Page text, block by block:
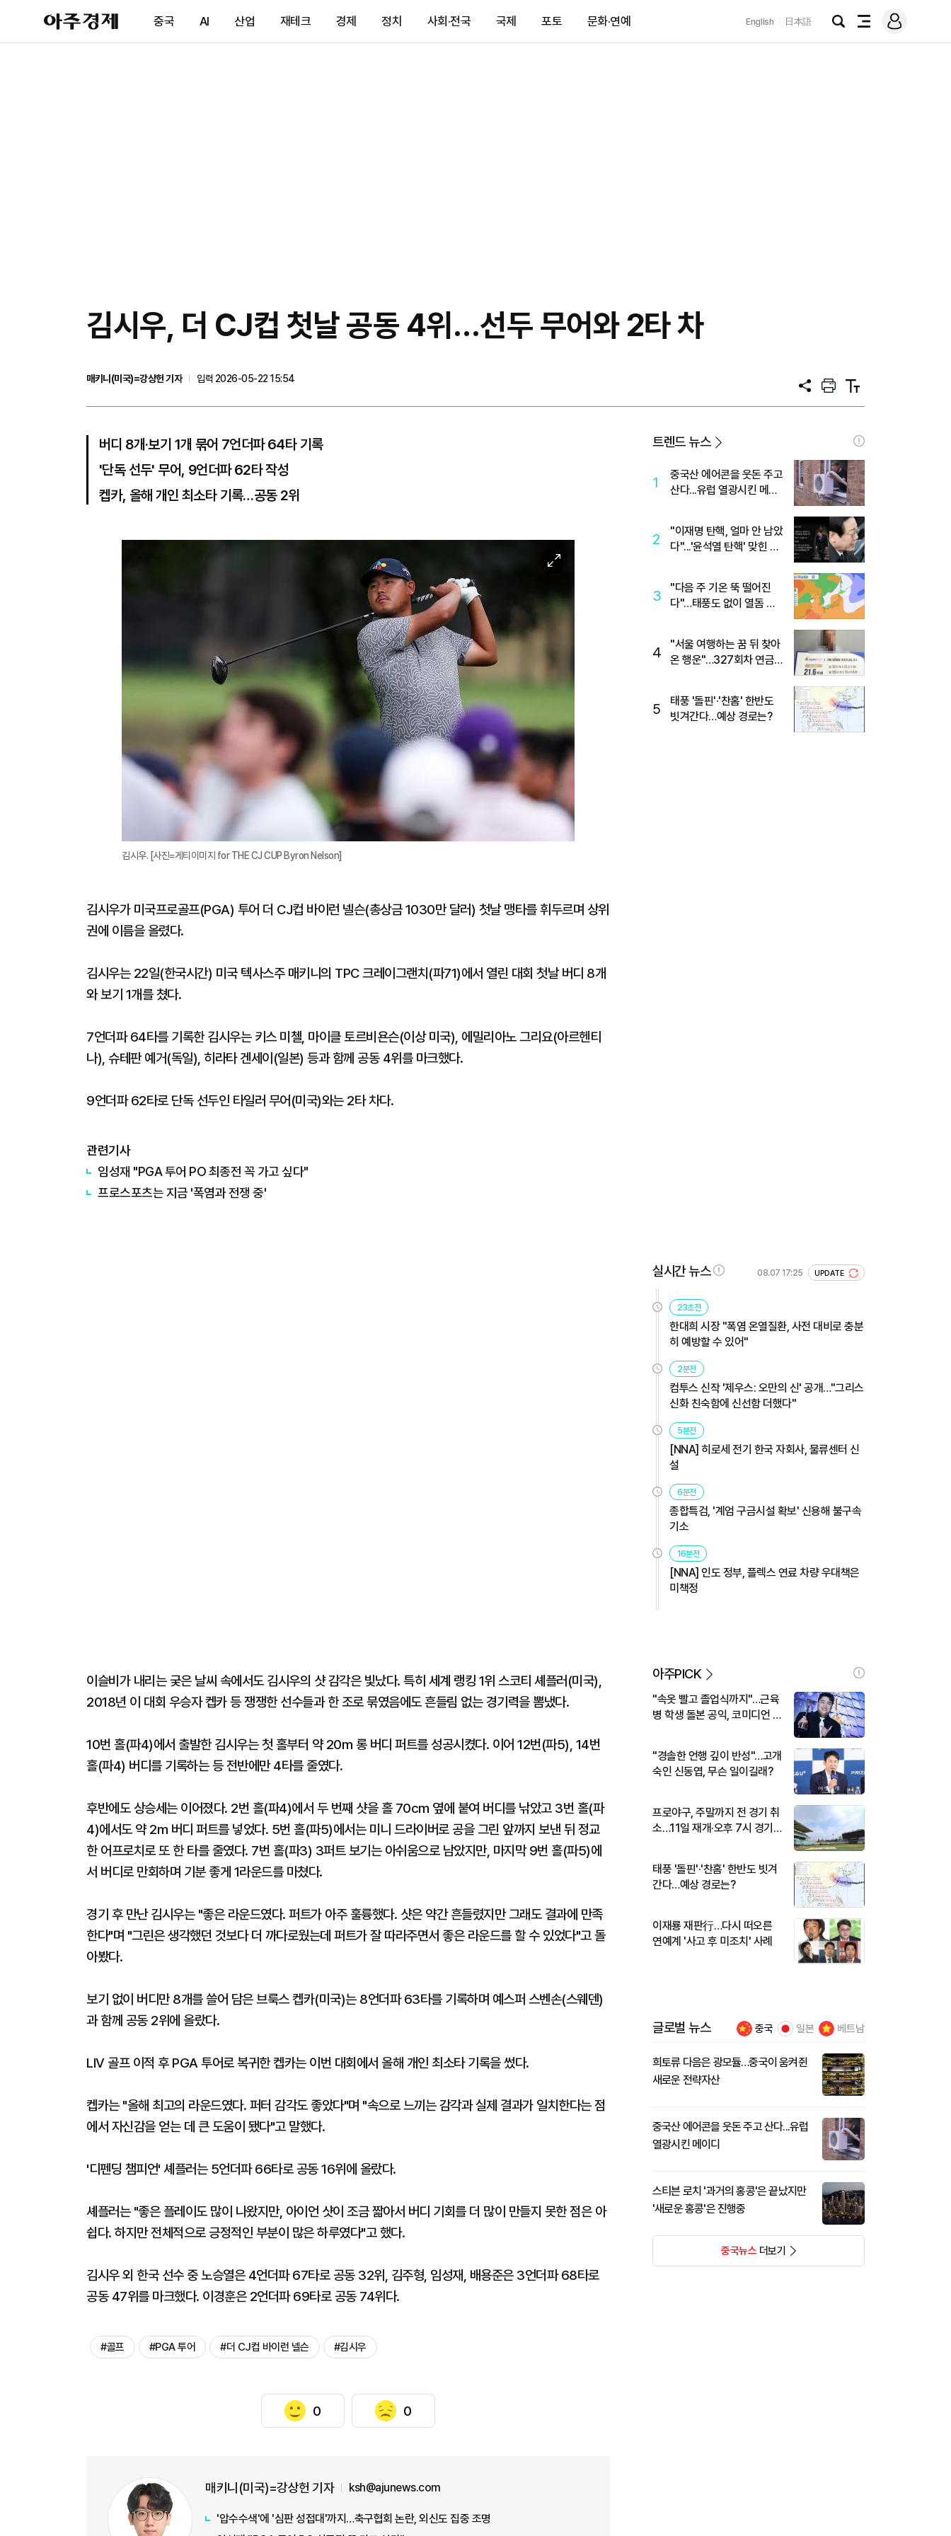
아
주
제
중국 AI 산업 재테크 경제 정치 사회·전국 국제 포토 문화·연예 English 日本語
검
전
메
그
김시우, 더 CJ컵 첫날 공동 4위…선두 무어와 2타 차
매키니(미국)=강상헌 기자
입력 2026-05-22 15:54
공
프
트
텍
트
버디 8개·보기 1개 묶어 7언더파 64타 기록
'단독 선두' 무어, 9언더파 62타 작성
켑카, 올해 개인 최소타 기록…공동 2위
지
확
김시우. [사진=게티이미지 for THE CJ CUP Byron Nelson]
김시우가 미국프로골프(PGA) 투어 더 CJ컵 바이런 넬슨(총상금 1030만 달러) 첫날 맹타를 휘두르며 상위
권에 이름을 올렸다.
김시우는 22일(한국시간) 미국 텍사스주 매키니의 TPC 크레이그랜치(파71)에서 열린 대회 첫날 버디 8개
와 보기 1개를 쳤다.
7언더파 64타를 기록한 김시우는 키스 미첼, 마이클 토르비욘슨(이상 미국), 에밀리아노 그리요(아르헨티
나), 슈테판 예거(독일), 히라타 겐세이(일본) 등과 함께 공동 4위를 마크했다.
9언더파 62타로 단독 선두인 타일러 무어(미국)와는 2타 차다.
관련기사
임성재 "PGA 투어 PO 최종전 꼭 가고 싶다"
프로스포츠는 지금 '폭염과 전쟁 중'
이슬비가 내리는 궂은 날씨 속에서도 김시우의 샷 감각은 빛났다. 특히 세계 랭킹 1위 스코티 셰플러(미국),
2018년 이 대회 우승자 켑카 등 쟁쟁한 선수들과 한 조로 묶였음에도 흔들림 없는 경기력을 뽐냈다.
10번 홀(파4)에서 출발한 김시우는 첫 홀부터 약 20m 롱 버디 퍼트를 성공시켰다. 이어 12번(파5), 14번
홀(파4) 버디를 기록하는 등 전반에만 4타를 줄였다.
후반에도 상승세는 이어졌다. 2번 홀(파4)에서 두 번째 샷을 홀 70cm 옆에 붙여 버디를 낚았고 3번 홀(파
4)에서도 약 2m 버디 퍼트를 넣었다. 5번 홀(파5)에서는 미니 드라이버로 공을 그린 앞까지 보낸 뒤 정교
한 어프로치로 또 한 타를 줄였다. 7번 홀(파3) 3퍼트 보기는 아쉬움으로 남았지만, 마지막 9번 홀(파5)에
서 버디로 만회하며 기분 좋게 1라운드를 마쳤다.
경기 후 만난 김시우는 "좋은 라운드였다. 퍼트가 아주 훌륭했다. 샷은 약간 흔들렸지만 그래도 결과에 만족
한다"며 "그린은 생각했던 것보다 더 까다로웠는데 퍼트가 잘 따라주면서 좋은 라운드를 할 수 있었다"고 돌
아봤다.
보기 없이 버디만 8개를 쓸어 담은 브룩스 켑카(미국)는 8언더파 63타를 기록하며 예스퍼 스벤손(스웨덴)
과 함께 공동 2위에 올랐다.
LIV 골프 이적 후 PGA 투어로 복귀한 켑카는 이번 대회에서 올해 개인 최소타 기록을 썼다.
켑카는 "올해 최고의 라운드였다. 퍼터 감각도 좋았다"며 "속으로 느끼는 감각과 실제 결과가 일치한다는 점
에서 자신감을 얻는 데 큰 도움이 됐다"고 말했다.
'디펜딩 챔피언' 셰플러는 5언더파 66타로 공동 16위에 올랐다.
셰플러는 "좋은 플레이도 많이 나왔지만, 아이언 샷이 조금 짧아서 버디 기회를 더 많이 만들지 못한 점은 아
쉽다. 하지만 전체적으로 긍정적인 부분이 많은 하루였다"고 했다.
김시우 외 한국 선수 중 노승열은 4언더파 67타로 공동 32위, 김주형, 임성재, 배용준은 3언더파 68타로
공동 47위를 마크했다. 이경훈은 2언더파 69타로 공동 74위다.
#골프 #PGA 투어 #더 CJ컵 바이런 넬슨 #김시우
0 0
매키니(미국)=강상헌 기자 ksh@ajunews.com
'압수수색'에 '심판 성접대'까지…축구협회 논란, 외신도 집중 조명
트렌드 뉴스
1
중국산 에어콘을 웃돈 주고
산다...유럽 열광시킨 메이
2
"이재명 탄핵, 얼마 안 남았
다"...'윤석열 탄핵' 맞힌 무
3
"다음 주 기온 뚝 떨어진
다"…태풍도 없이 열돔 박
4
"서울 여행하는 꿈 뒤 찾아
온 행운"…327회차 연금
5
태풍 '돌핀'·'찬홈' 한반도
빗겨간다…예상 경로는?
실시간 뉴스 08.07 17:25 UPDATE
23초전
한대희 시장 "폭염 온열질환, 사전 대비로 충분
히 예방할 수 있어"
2분전
컴투스 신작 '제우스: 오만의 신' 공개…"그리스
신화 친숙함에 신선함 더했다"
5분전
[NNA] 히로세 전기 한국 자회사, 물류센터 신
설
6분전
종합특검, '계엄 구금시설 확보' 신용해 불구속
기소
16분전
[NNA] 인도 정부, 플렉스 연료 차량 우대책은
미책정
아주PICK
"속옷 빨고 졸업식까지"…근육
병 학생 돌본 공익, 코미디언 김
"경솔한 언행 깊이 반성"…고개
숙인 신동엽, 무슨 일이길래?
프로야구, 주말까지 전 경기 취
소…11일 재개·오후 7시 경기
태풍 '돌핀'·'찬홈' 한반도 빗겨
간다…예상 경로는?
이재룡 재판行…다시 떠오른
연예계 '사고 후 미조치' 사례
글로벌 뉴스 중국 일본 베트남
희토류 다음은 광모듈…중국이 움켜쥔
새로운 전략자산
중국산 에어콘을 웃돈 주고 산다...유럽
열광시킨 메이디
스티븐 로치 '과거의 홍콩'은 끝났지만
'새로운 홍콩'은 진행중
중국뉴스더보기